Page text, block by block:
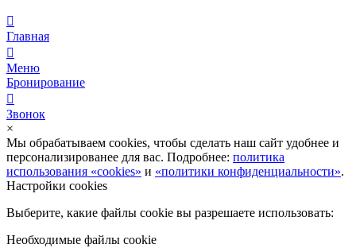
Главная
Меню
Бронирование
Звонок
×
Мы обрабатываем cookies, чтобы сделать наш сайт удобнее и
персонализированее для вас. Подробнее: политика
использования «cookies» и «политики конфиденциальности».
Настройки cookies
Выберите, какие файлы cookie вы разрешаете использовать:
Необходимые файлы cookie